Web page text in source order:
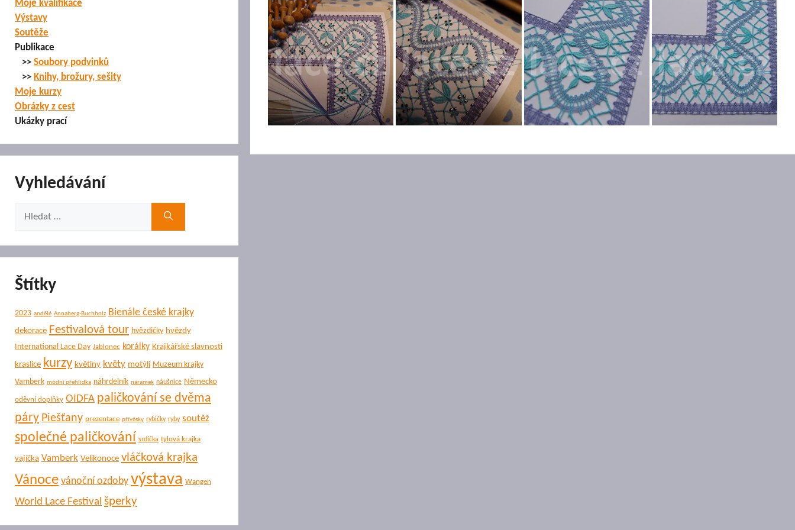
Moje kvalifikace
Výstavy
Soutěže
Publikace
>> Soubory podvinků
>> Knihy, brožury, sešity
Moje kurzy
Obrázky z cest
Ukázky prací
Vyhledávání
Štítky
2023 andělé Annaberg-Buchholz Bienále české krajky
dekorace Festivalová tour hvězdičky hvězdy
International Lace Day Jablonec korálky Krajkářské slavnosti
kraslice kurzy květiny květy motýli Muzeum krajky
Vamberk módní přehlídka náhrdelník náramek náušnice Německo
oděvní doplňky OIDFA paličkování se dvěma
páry Piešťany prezentace přívěsky rybičky ryby soutěž
společné paličkování srdíčka tylová krajka
vajíčka Vamberk Velikonoce vláčková krajka
Vánoce vánoční ozdoby výstava Wangen
World Lace Festival šperky